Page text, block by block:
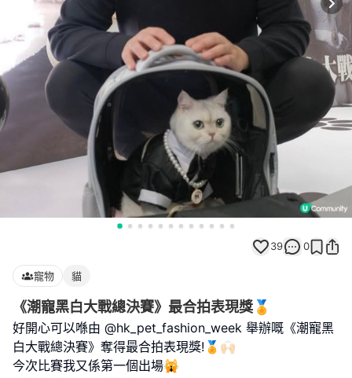
39 0
寵物 貓
《潮寵黑白大戰總決賽》最合拍表現獎🏅
好開心可以喺由 @hk_pet_fashion_week 舉辦嘅《潮寵黑
白大戰總決賽》奪得最合拍表現獎!🏅🙌🏻
今次比賽我又係第一個出場🙀